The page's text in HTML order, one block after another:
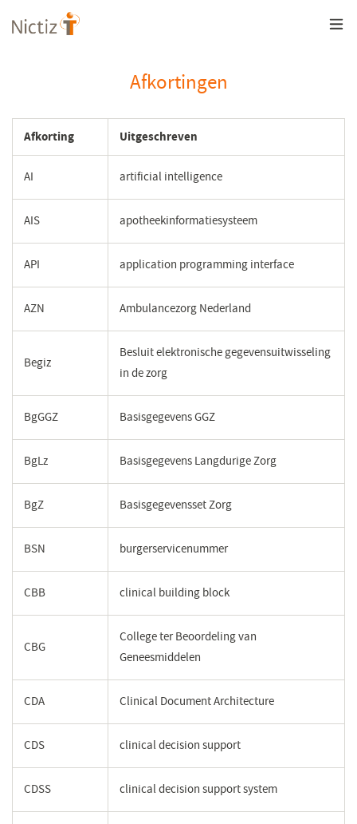
Overslaan
en
Afkortingen
Afkorting Uitgeschreven
AI artificial intelligence
AIS apotheekinformatiesysteem
API application programming interface
AZN Ambulancezorg Nederland
Begiz
Besluit elektronische gegevensuitwisseling
in de zorg
BgGGZ Basisgegevens GGZ
BgLz Basisgegevens Langdurige Zorg
BgZ Basisgegevensset Zorg
BSN burgerservicenummer
CBB clinical building block
CBG
College ter Beoordeling van
Geneesmiddelen
CDA Clinical Document Architecture
CDS clinical decision support
CDSS clinical decision support system